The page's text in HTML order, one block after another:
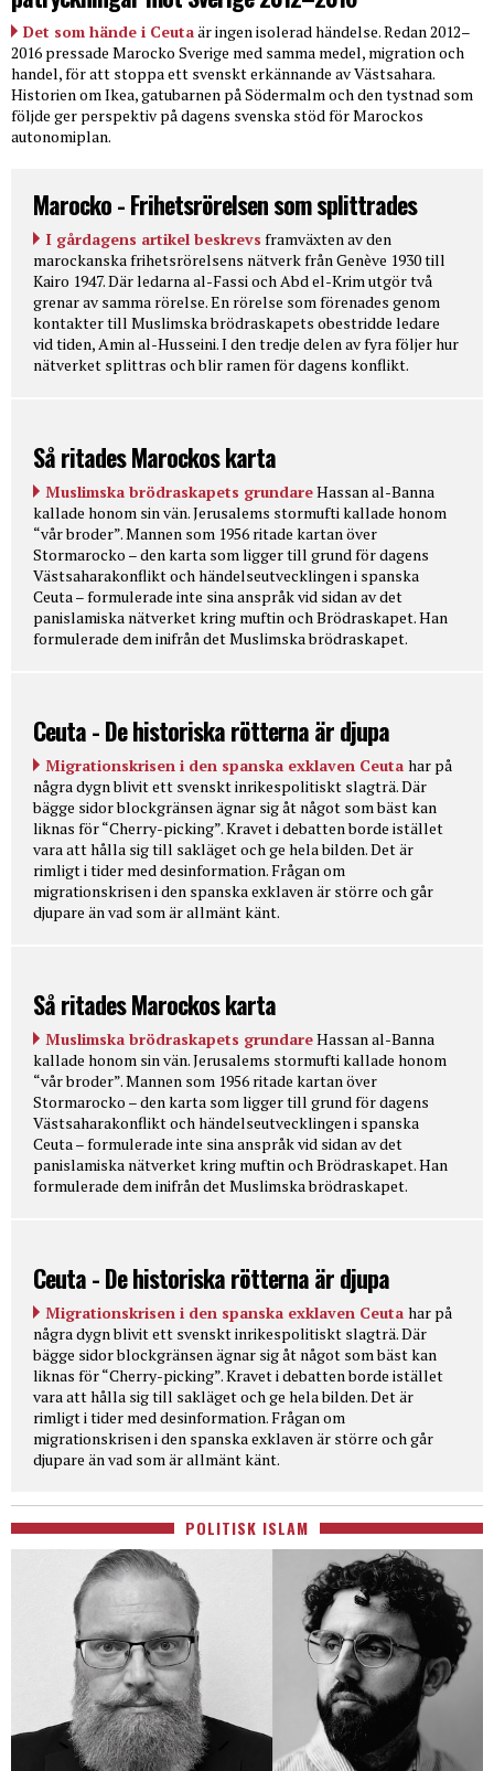
Det som hände i Ceutaär ingen isolerad händelse. Redan 2012–
2016 pressade Marocko Sverige med samma medel, migration och
handel, för att stoppa ett svenskt erkännande av Västsahara.
Historien om Ikea, gatubarnen på Södermalm och den tystnad som
följde ger perspektiv på dagens svenska stöd för Marockos
autonomiplan.
Marocko - Frihetsrörelsen som splittrades
I gårdagens artikel beskrevs framväxten av den
marockanska frihetsrörelsens nätverk från Genève 1930 till
Kairo 1947. Där ledarna al-Fassi och Abd el-Krim utgör två
grenar av samma rörelse. En rörelse som förenades genom
kontakter till Muslimska brödraskapets obestridde ledare
vid tiden, Amin al-Husseini. I den tredje delen av fyra följer hur
nätverket splittras och blir ramen för dagens konflikt.
Så ritades Marockos karta
Muslimska brödraskapets grundareHassan al-Banna
kallade honom sin vän. Jerusalems stormufti kallade honom
“vår broder”. Mannen som 1956 ritade kartan över
Stormarocko – den karta som ligger till grund för dagens
Västsaharakonflikt och händelseutvecklingen i spanska
Ceuta – formulerade inte sina anspråk vid sidan av det
panislamiska nätverket kring muftin och Brödraskapet. Han
formulerade dem inifrån det Muslimska brödraskapet.
Ceuta - De historiska rötterna är djupa
Migrationskrisen i den spanska exklaven Ceuta har på
några dygn blivit ett svenskt inrikespolitiskt slagträ. Där
bägge sidor blockgränsen ägnar sig åt något som bäst kan
liknas för “Cherry-picking”. Kravet i debatten borde istället
vara att hålla sig till sakläget och ge hela bilden. Det är
rimligt i tider med desinformation. Frågan om
migrationskrisen i den spanska exklaven är större och går
djupare än vad som är allmänt känt.
Så ritades Marockos karta
Muslimska brödraskapets grundareHassan al-Banna
kallade honom sin vän. Jerusalems stormufti kallade honom
“vår broder”. Mannen som 1956 ritade kartan över
Stormarocko – den karta som ligger till grund för dagens
Västsaharakonflikt och händelseutvecklingen i spanska
Ceuta – formulerade inte sina anspråk vid sidan av det
panislamiska nätverket kring muftin och Brödraskapet. Han
formulerade dem inifrån det Muslimska brödraskapet.
Ceuta - De historiska rötterna är djupa
Migrationskrisen i den spanska exklaven Ceuta har på
några dygn blivit ett svenskt inrikespolitiskt slagträ. Där
bägge sidor blockgränsen ägnar sig åt något som bäst kan
liknas för “Cherry-picking”. Kravet i debatten borde istället
vara att hålla sig till sakläget och ge hela bilden. Det är
rimligt i tider med desinformation. Frågan om
migrationskrisen i den spanska exklaven är större och går
djupare än vad som är allmänt känt.
POLITISK ISLAM